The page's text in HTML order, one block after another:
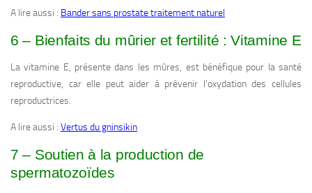
A lire aussi : Bander sans prostate traitement naturel
6 – Bienfaits du mûrier et fertilité : Vitamine E
La vitamine E, présente dans les mûres, est bénéfique pour la santé
reproductive, car elle peut aider à prévenir l’oxydation des cellules
reproductrices.
A lire aussi : Vertus du gninsikin
7 – Soutien à la production de
spermatozoïdes